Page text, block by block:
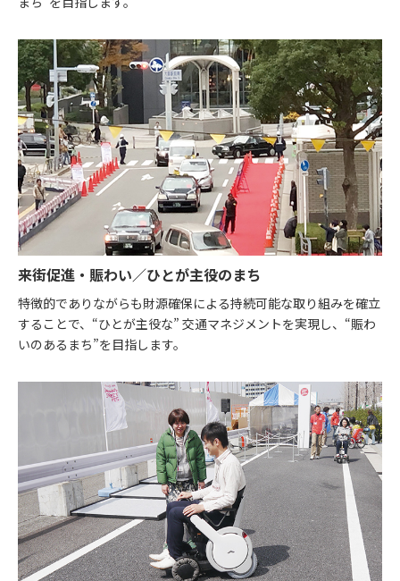
来街促進・賑わい／ひとが主役のまち
特徴的でありながらも財源確保による持続可能な取り組みを確立
することで、“ひとが主役な” 交通マネジメントを実現し、“賑わ
いのあるまち”を目指します。